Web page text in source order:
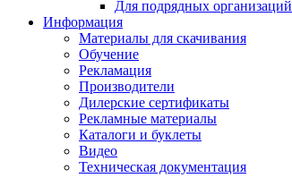
Для подрядных организаций
Информация
Материалы для скачивания
Обучение
Рекламация
Производители
Дилерские сертификаты
Рекламные материалы
Каталоги и буклеты
Видео
Техническая документация